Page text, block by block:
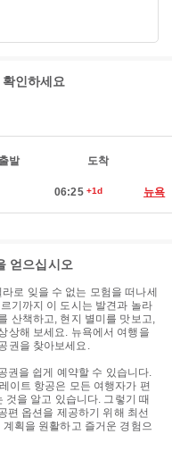
인하세요
출발 도착
06:25 +1d 뉴욕
얻으십시오
로 잊을 수 없는 모험을 떠나세
기까지 이 도시는 발견과 놀라
산책하고, 현지 별미를 맛보고,
상해 보세요. 뉴욕에서 여행을
권을 찾아보세요.
권을 쉽게 예약할 수 있습니다.
이트 항공은 모든 여행자가 편
것을 알고 있습니다. 그렇기 때
편 옵션을 제공하기 위해 최선
획을 원활하고 즐거운 경험으